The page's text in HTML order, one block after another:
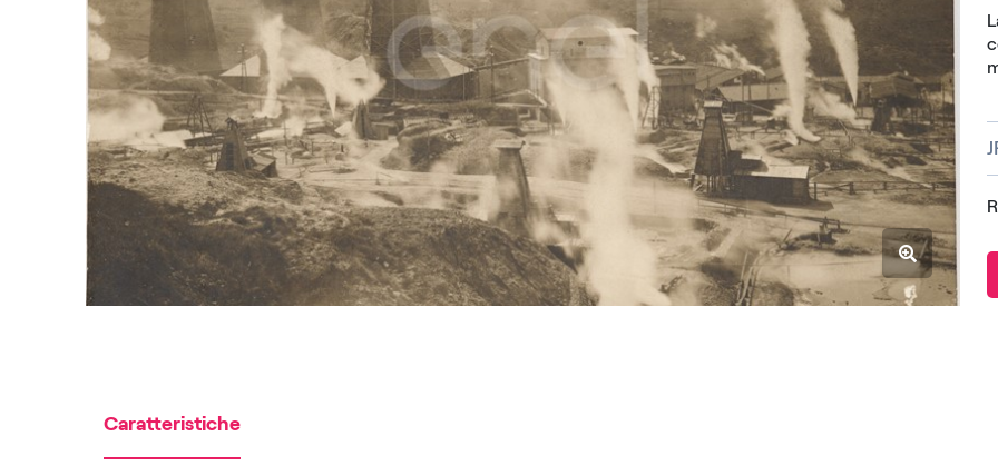
Caratteristiche